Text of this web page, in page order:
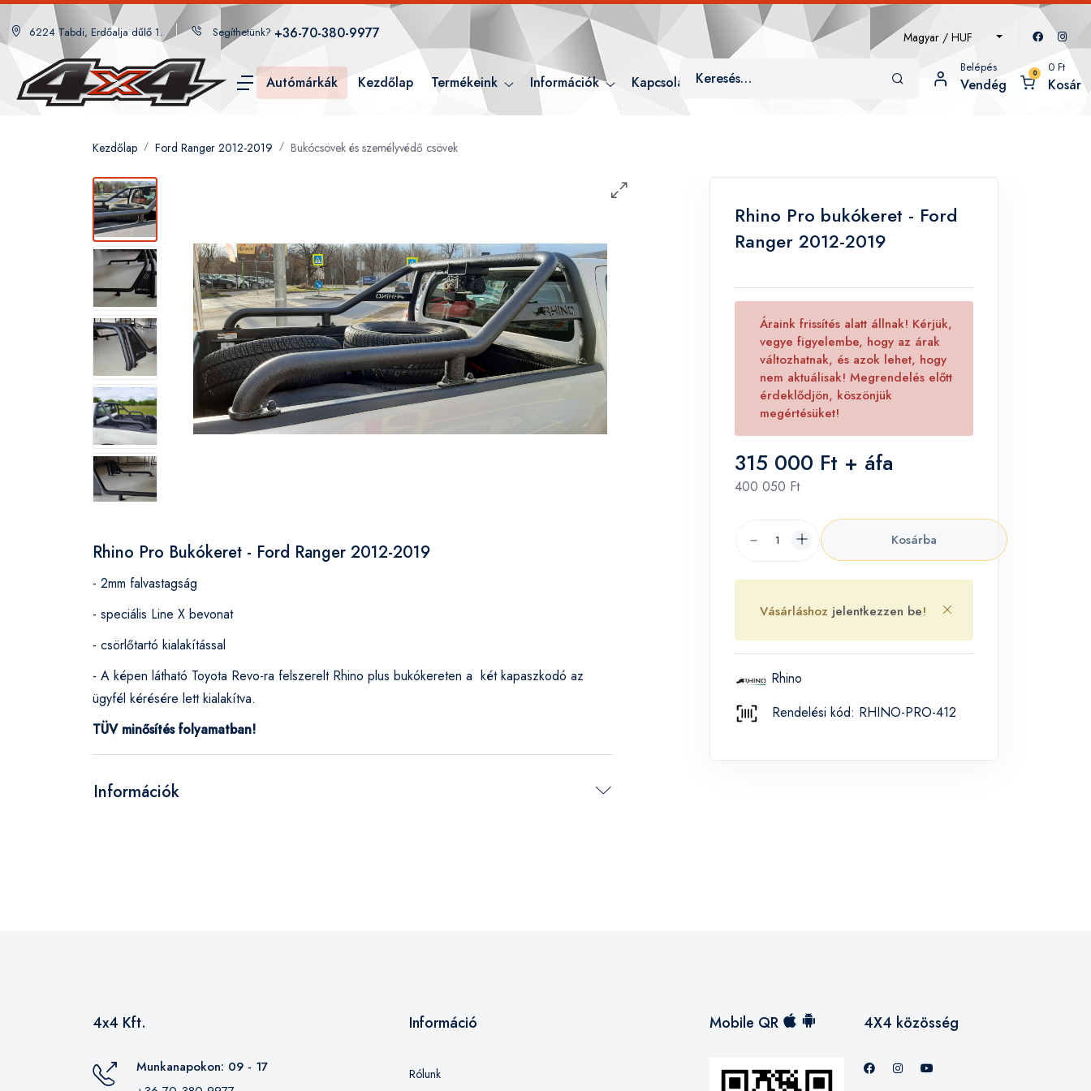
6224 Tabdi, Erdőalja dűlő 1. Segíthetünk? +36-70-380-9977 Magyar / HUF
Autómárkák Kezdőlap Termékeink Információk Kapcsolat
Belépés
Vendég
0 0 Ft
Kosár
Kezdőlap Ford Ranger 2012-2019 Bukócsövek és személyvédő csövek
Rhino Pro Bukókeret - Ford Ranger 2012-2019
- 2mm falvastagság
- speciális Line X bevonat
- csörlőtartó kialakítással
- A képen látható Toyota Revo-ra felszerelt Rhino plus bukókereten a két kapaszkodó az
ügyfél kérésére lett kialakítva.
TÜV minősítés folyamatban!
Információk
Rhino Pro bukókeret - Ford
Ranger 2012-2019
Áraink frissítés alatt állnak! Kérjük,
vegye figyelembe, hogy az árak
változhatnak, és azok lehet, hogy
nem aktuálisak! Megrendelés előtt
érdeklődjön, köszönjük
megértésüket!
315 000 Ft + áfa
400 050 Ft
Kosárba
Vásárláshoz jelentkezzen be!
Rhino
Rendelési kód: RHINO-PRO-412
4x4 Kft.
Munkanapokon: 09 - 17
Információ
Rólunk
Mobile QR 4X4 közösség